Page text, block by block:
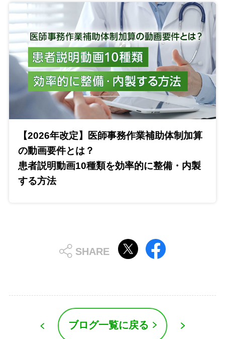
【2026年改定】医師事務作業補助体制加算
の動画要件とは？
患者説明動画10種類を効率的に整備・内製
する方法
ブログ一覧に戻る